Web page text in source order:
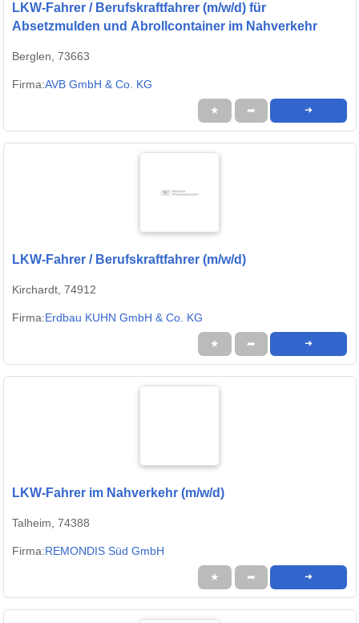
LKW-Fahrer / Berufskraftfahrer (m/w/d) für
Absetzmulden und Abrollcontainer im Nahverkehr
Berglen, 73663
Firma:AVB GmbH & Co. KG
★ ➦ ➜
LKW-Fahrer / Berufskraftfahrer (m/w/d)
Kirchardt, 74912
Firma:Erdbau KUHN GmbH & Co. KG
★ ➦ ➜
LKW-Fahrer im Nahverkehr (m/w/d)
Talheim, 74388
Firma:REMONDIS Süd GmbH
★ ➦ ➜